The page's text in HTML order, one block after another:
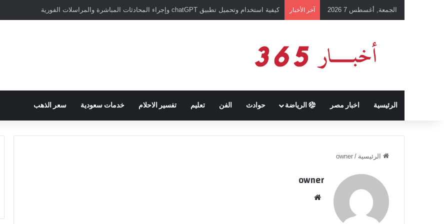
الجمعة, أغسطس 7 2026 آخر الأخبار رئيس نادي طرابزون سبور يؤكد على أهمية دور تريزيجيه في حسم صفقة محمد صلاح
الرئيسية اخبار مصر الرياضة حوادث الفن تعليم تفسير الاحلام خدمات سعودية سعر الذهب
الرئيسية /
owner
owner